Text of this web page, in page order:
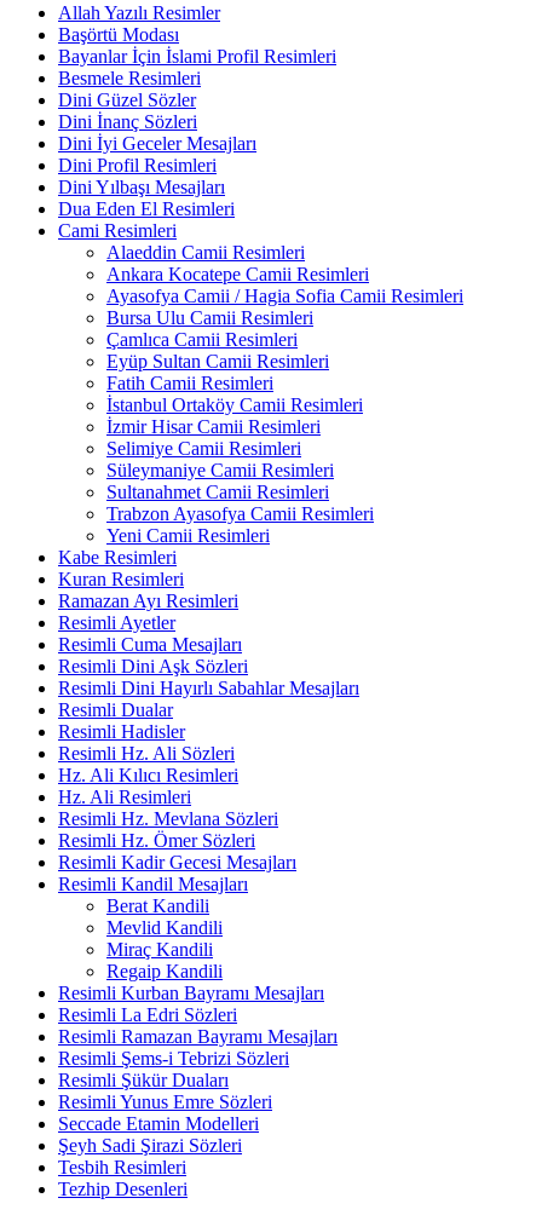
Allah Yazılı Resimler
Başörtü Modası
Bayanlar İçin İslami Profil Resimleri
Besmele Resimleri
Dini Güzel Sözler
Dini İnanç Sözleri
Dini İyi Geceler Mesajları
Dini Profil Resimleri
Dini Yılbaşı Mesajları
Dua Eden El Resimleri
Cami Resimleri
Alaeddin Camii Resimleri
Ankara Kocatepe Camii Resimleri
Ayasofya Camii / Hagia Sofia Camii Resimleri
Bursa Ulu Camii Resimleri
Çamlıca Camii Resimleri
Eyüp Sultan Camii Resimleri
Fatih Camii Resimleri
İstanbul Ortaköy Camii Resimleri
İzmir Hisar Camii Resimleri
Selimiye Camii Resimleri
Süleymaniye Camii Resimleri
Sultanahmet Camii Resimleri
Trabzon Ayasofya Camii Resimleri
Yeni Camii Resimleri
Kabe Resimleri
Kuran Resimleri
Ramazan Ayı Resimleri
Resimli Ayetler
Resimli Cuma Mesajları
Resimli Dini Aşk Sözleri
Resimli Dini Hayırlı Sabahlar Mesajları
Resimli Dualar
Resimli Hadisler
Resimli Hz. Ali Sözleri
Hz. Ali Kılıcı Resimleri
Hz. Ali Resimleri
Resimli Hz. Mevlana Sözleri
Resimli Hz. Ömer Sözleri
Resimli Kadir Gecesi Mesajları
Resimli Kandil Mesajları
Berat Kandili
Mevlid Kandili
Miraç Kandili
Regaip Kandili
Resimli Kurban Bayramı Mesajları
Resimli La Edri Sözleri
Resimli Ramazan Bayramı Mesajları
Resimli Şems-i Tebrizi Sözleri
Resimli Şükür Duaları
Resimli Yunus Emre Sözleri
Seccade Etamin Modelleri
Şeyh Sadi Şirazi Sözleri
Tesbih Resimleri
Tezhip Desenleri